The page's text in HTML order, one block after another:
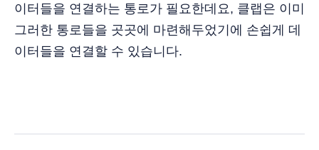
이터들을 연결하는 통로가 필요한데요, 클랩은 이미
그러한 통로들을 곳곳에 마련해두었기에 손쉽게 데
이터들을 연결할 수 있습니다.